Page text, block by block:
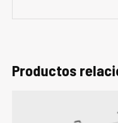
Productos